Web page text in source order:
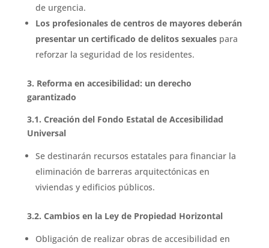
de urgencia.
Los profesionales de centros de mayores deberán
presentar un certificado de delitos sexualespara
reforzar la seguridad de los residentes.
3. Reforma en accesibilidad: un derecho
garantizado
3.1. Creación del Fondo Estatal de Accesibilidad
Universal
Se destinarán recursos estatales para financiar la
eliminación de barreras arquitectónicas en
viviendas y edificios públicos.
3.2. Cambios en la Ley de Propiedad Horizontal
Obligación de realizar obras de accesibilidad en